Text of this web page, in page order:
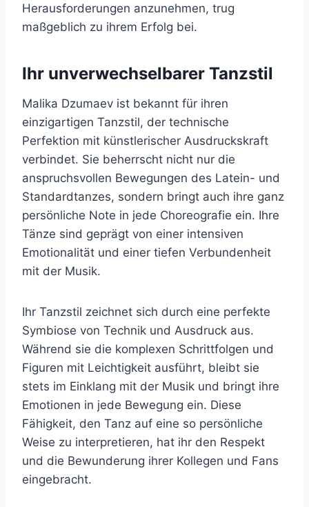
Herausforderungen anzunehmen, trug
maßgeblich zu ihrem Erfolg bei.
Ihr unverwechselbarer Tanzstil
Malika Dzumaev ist bekannt für ihren
einzigartigen Tanzstil, der technische
Perfektion mit künstlerischer Ausdruckskraft
verbindet. Sie beherrscht nicht nur die
anspruchsvollen Bewegungen des Latein- und
Standardtanzes, sondern bringt auch ihre ganz
persönliche Note in jede Choreografie ein. Ihre
Tänze sind geprägt von einer intensiven
Emotionalität und einer tiefen Verbundenheit
mit der Musik.
Ihr Tanzstil zeichnet sich durch eine perfekte
Symbiose von Technik und Ausdruck aus.
Während sie die komplexen Schrittfolgen und
Figuren mit Leichtigkeit ausführt, bleibt sie
stets im Einklang mit der Musik und bringt ihre
Emotionen in jede Bewegung ein. Diese
Fähigkeit, den Tanz auf eine so persönliche
Weise zu interpretieren, hat ihr den Respekt
und die Bewunderung ihrer Kollegen und Fans
eingebracht.